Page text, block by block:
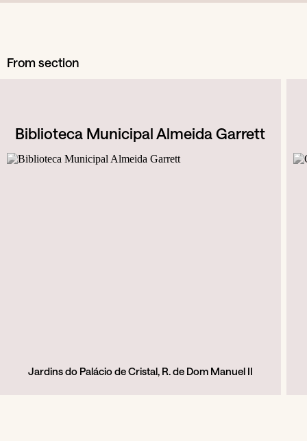
From section
Biblioteca Municipal Almeida Garrett
Jardins do Palácio de Cristal, R. de Dom Manuel II